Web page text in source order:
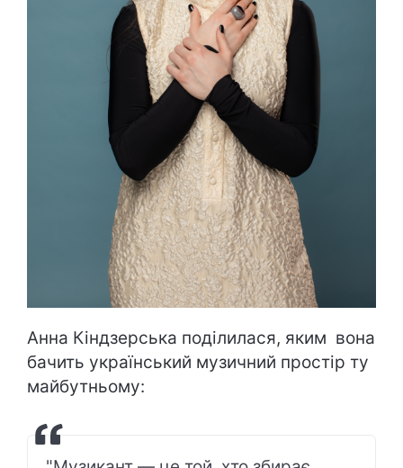
Анна Кіндзерська поділилася, яким вона
бачить український музичний простір ту
майбутньому: